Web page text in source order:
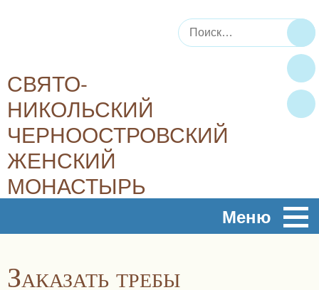
СВЯТО-
НИКОЛЬСКИЙ
ЧЕРНООСТРОВСКИЙ
ЖЕНСКИЙ
МОНАСТЫРЬ
Плод духовный, плод молитвы – это любовь, радость,
Искать:
Меню
Заказать требы